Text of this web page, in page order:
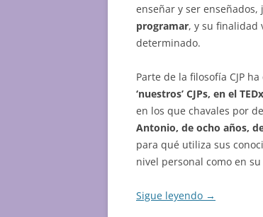
enseñar y ser
programar, y su finalidad
determinado.
Parte de la filosofía CJP
‘nuestros’ CJPs, en el
en los que chavales por
Antonio, de ocho años,
para qué utiliza sus
nivel personal como en
Sigue leyendo →